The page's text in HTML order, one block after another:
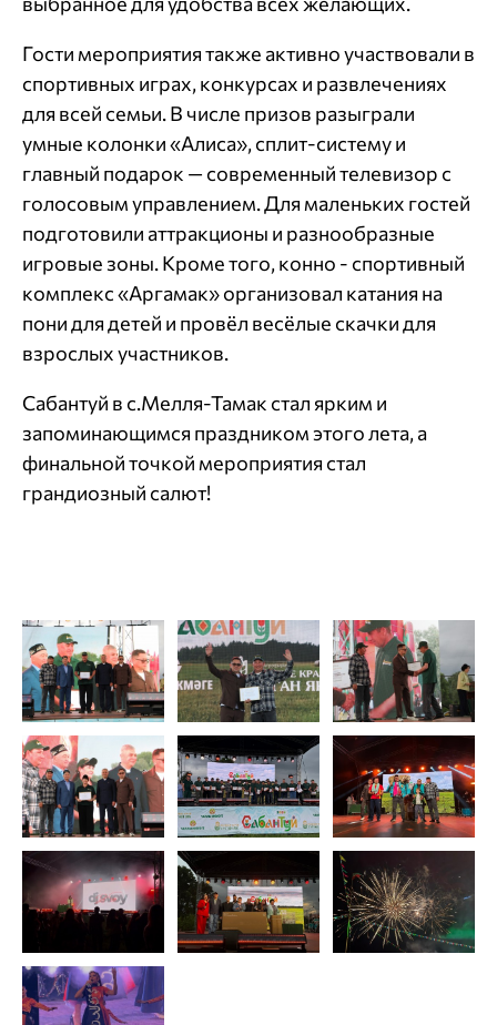
Гости мероприятия также активно участвовали в
спортивных играх, конкурсах и развлечениях
для всей семьи. В числе призов разыграли
умные колонки «Алиса», сплит-систему и
главный подарок — современный телевизор с
голосовым управлением. Для маленьких гостей
подготовили аттракционы и разнообразные
игровые зоны. Кроме того, конно - спортивный
комплекс «Аргамак» организовал катания на
пони для детей и провёл весёлые скачки для
взрослых участников.
Сабантуй в с.Мелля-Тамак стал ярким и
запоминающимся праздником этого лета, а
финальной точкой мероприятия стал
грандиозный салют!